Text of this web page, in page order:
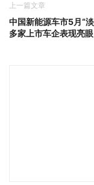
上一篇文章
中国新能源车市5月“
多家上市车企表现亮眼